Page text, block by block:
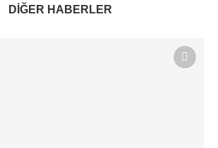
DİĞER HABERLER